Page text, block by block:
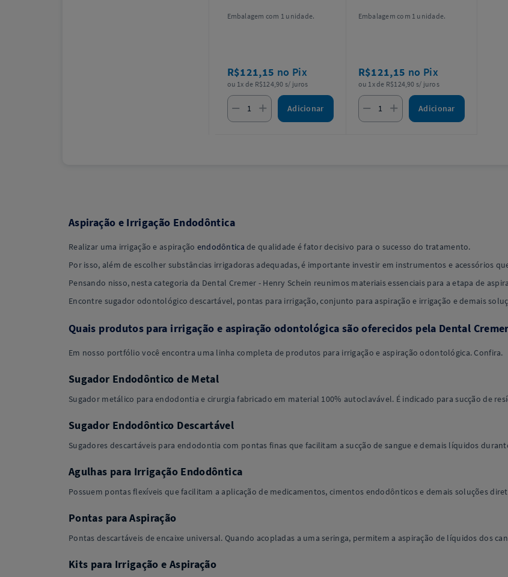
Embalagem com 1 unidade.
R$121,15 no Pix
ou 1x de R$124,90 s/ juros
Adicionar
Embalagem com 1 unidade.
R$121,15 no Pix
ou 1x de R$124,90 s/ juros
Adicionar
Aspiração e Irrigação Endodôntica
Realizar uma irrigação e aspiração endodôntica de qualidade é fator decisivo para o sucesso do tratamento.
Por isso, além de escolher substâncias irrigadoras adequadas, é importante investir em instrumentos e acessórios
Pensando nisso, nesta categoria da Dental Cremer - Henry Schein reunimos materiais essenciais para a etapa de
Encontre sugador odontológico descartável, pontas para irrigação, conjunto para aspiração e irrigação e demais
Quais produtos para irrigação e aspiração odontológica são oferecidos pela Dental
Em nosso portfólio você encontra uma linha completa de produtos para irrigação e aspiração odontológica. Confira.
Sugador Endodôntico de Metal
Sugador metálico para endodontia e cirurgia fabricado em material 100% autoclavável. É indicado para sucção de
Sugador Endodôntico Descartável
Sugadores descartáveis para endodontia com pontas finas que facilitam a sucção de sangue e demais líquidos
Agulhas para Irrigação Endodôntica
Possuem pontas flexíveis que facilitam a aplicação de medicamentos, cimentos endodônticos e demais soluções
Pontas para Aspiração
Pontas descartáveis de encaixe universal. Quando acopladas a uma seringa, permitem a aspiração de líquidos dos
Kits para Irrigação e Aspiração